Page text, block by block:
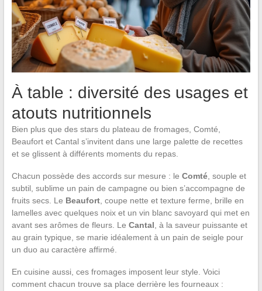
À table : diversité des usages et
atouts nutritionnels
Bien plus que des stars du plateau de fromages, Comté,
Beaufort et Cantal s’invitent dans une large palette de recettes
et se glissent à différents moments du repas.
Chacun possède des accords sur mesure : le Comté, souple et
subtil, sublime un pain de campagne ou bien s’accompagne de
fruits secs. Le Beaufort, coupe nette et texture ferme, brille en
lamelles avec quelques noix et un vin blanc savoyard qui met en
avant ses arômes de fleurs. Le Cantal , à la saveur puissante et
au grain typique, se marie idéalement à un pain de seigle pour
un duo au caractère affirmé.
En cuisine aussi, ces fromages imposent leur style. Voici
comment chacun trouve sa place derrière les fourneaux :